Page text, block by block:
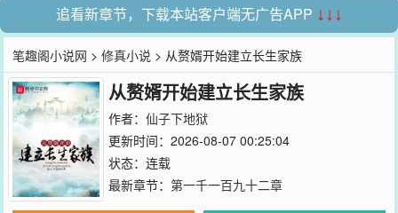
追看新章节，下载本站客户端无广告APP ↓↓↓
笔趣阁小说网 >修真小说 > 从赘婿开始建立长生家族
从赘婿开始建立长生家族
作者： 仙子下地狱
更新时间：2026-08-07 00:25:04
状态：连载
最新章节： 第一千一百九十二章